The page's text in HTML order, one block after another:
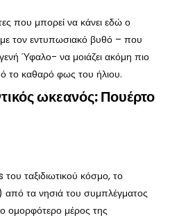
που μπορεί να κάνει εδώ ο
με τον εντυπωσιακό βυθό – που
Ύφαλο- να μοιάζει ακόμη πιο
το καθαρό φως του ήλιου.
ωκεανός: Πουέρτο
ταξιδιωτικού κόσμο, το
από τα νησιά του συμπλέγματος
ομορφότερο μέρος της